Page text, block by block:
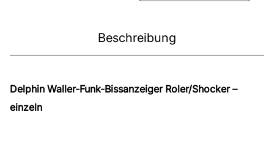
Beschreibung
Delphin Waller-Funk-Bissanzeiger Roler/Shocker –
einzeln